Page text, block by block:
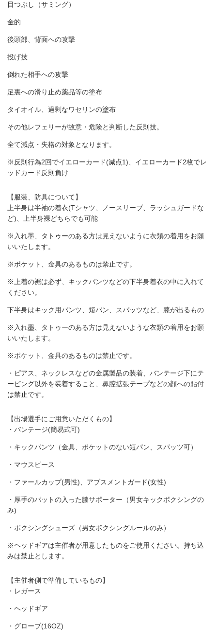
目つぶし（サミング）
金的
後頭部、背面への攻撃
投げ技
倒れた相手への攻撃
足裏への滑り止め薬品等の塗布
タイオイル、過剰なワセリンの塗布
その他レフェリーが故意・危険と判断した反則技。
全て減点・失格の対象となります。
※反則行為2回でイエローカード(減点1)、イエローカード2枚でレ
ッドカード反則負け
【服装、防具について】
上半身は半袖の着衣(Tシャツ、ノースリーブ、ラッシュガードな
ど)、上半身裸どちらでも可能
※入れ墨、タトゥーのある方は見えないように衣類の着用をお願
いいたします。
※ポケット、金具のあるものは禁止です。
※上着の裾は必ず、キックパンツなどの下半身着衣の中に入れて
ください。
下半身はキック用パンツ、短パン、スパッツなど、膝が出るもの
※入れ墨、タトゥーのある方は見えないような衣類の着用をお願
いいたします。
※ポケット、金具のあるものは禁止です。
・ピアス、ネックレスなどの金属製品の装着、バンテージ下にテ
ーピング以外を装着すること、鼻腔拡張テープなどの顔への貼付
は禁止です。
【出場選手にご用意いただくもの】
・バンテージ(簡易式可)
・キックパンツ（金具、ポケットのない短パン、スパッツ可）
・マウスピース
・ファールカップ(男性)、アブスメントガード(女性)
・厚手のパットの入った膝サポーター（男女キックボクシングの
み)
・ボクシングシューズ（男女ボクシングルールのみ）
※ヘッドギアは主催者が用意したものをご使用ください。持ち込
みは禁止とします。
【主催者側で準備しているもの】
・レガース
・ヘッドギア
・グローブ(16OZ)